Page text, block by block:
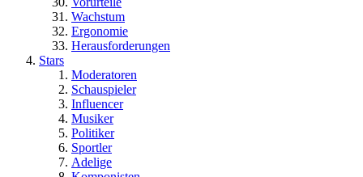
Wachstum
Ergonomie
Herausforderungen
Stars
Moderatoren
Schauspieler
Influencer
Musiker
Politiker
Sportler
Adelige